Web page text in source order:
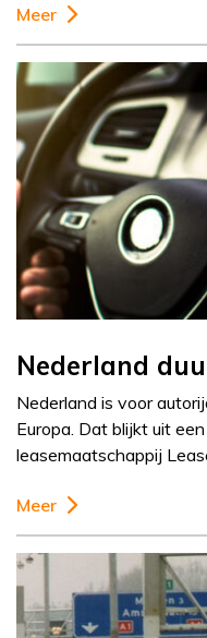
Meer
Nederland
Nederland is voor
Europa. Dat blijkt uit
leasemaatschappij
Meer